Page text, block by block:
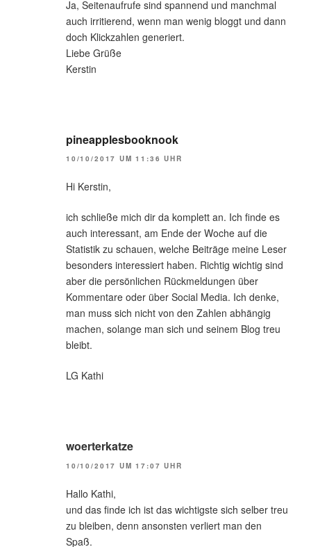
Ja, Seitenaufrufe sind spannend und manchmal
auch irritierend, wenn man wenig bloggt und dann
doch Klickzahlen generiert.
Liebe Grüße
Kerstin
pineapplesbooknook
10/10/2017 UM 11:36 UHR
Hi Kerstin,
ich schließe mich dir da komplett an. Ich finde es
auch interessant, am Ende der Woche auf die
Statistik zu schauen, welche Beiträge meine Leser
besonders interessiert haben. Richtig wichtig sind
aber die persönlichen Rückmeldungen über
Kommentare oder über Social Media. Ich denke,
man muss sich nicht von den Zahlen abhängig
machen, solange man sich und seinem Blog treu
bleibt.
LG Kathi
woerterkatze
10/10/2017 UM 17:07 UHR
Hallo Kathi,
und das finde ich ist das wichtigste sich selber treu
zu bleiben, denn ansonsten verliert man den
Spaß.